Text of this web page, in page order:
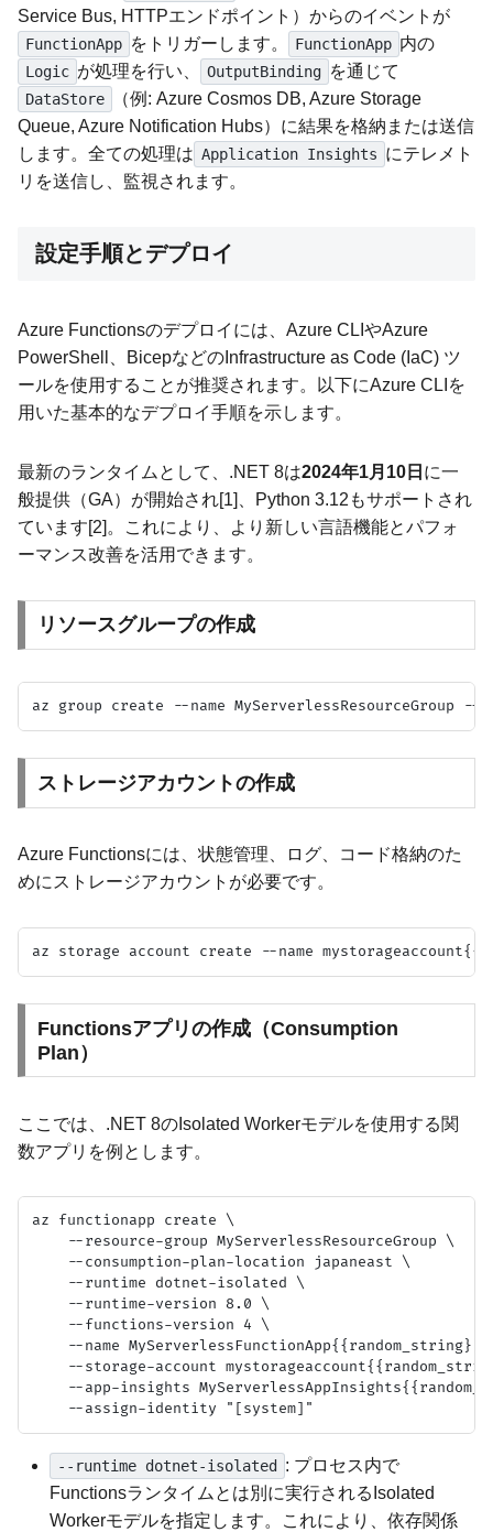
Service Bus, HTTPエンドポイント）からのイベントが
FunctionApp をトリガーします。 FunctionApp 内の
Logic が処理を行い、 OutputBinding を通じて
DataStore
（例: Azure Cosmos DB, Azure Storage
Queue, Azure Notification Hubs）に結果を格納または送信
します。全ての処理は Application Insights にテレメト
リを送信し、監視されます。
設定手順とデプロイ
Azure Functionsのデプロイには、Azure CLIやAzure
PowerShell、BicepなどのInfrastructure as Code (IaC) ツ
ールを使用することが推奨されます。以下にAzure CLIを
用いた基本的なデプロイ手順を示します。
最新のランタイムとして、.NET 8は2024年1月10日 に一
般提供（GA）が開始され[1]、Python 3.12もサポートされ
ています[2]。これにより、より新しい言語機能とパフォ
ーマンス改善を活用できます。
リソースグループの作成
ストレージアカウントの作成
Azure Functionsには、状態管理、ログ、コード格納のた
めにストレージアカウントが必要です。
Functionsアプリの作成（Consumption
Plan）
ここでは、.NET 8のIsolated Workerモデルを使用する関
数アプリを例とします。
az functionapp create \
    --resource-group MyServerlessResourceGroup \
    --consumption-plan-location japaneast \
    --runtime dotnet-isolated \
    --runtime-version 8.0 \
    --functions-version 4 \
--name MyServerlessFunctionApp{{random_string}}
--storage-account
--app-insights
--runtime dotnet-isolated
: プロセス内で
Functionsランタイムとは別に実行されるIsolated
Workerモデルを指定します。これにより、依存関係